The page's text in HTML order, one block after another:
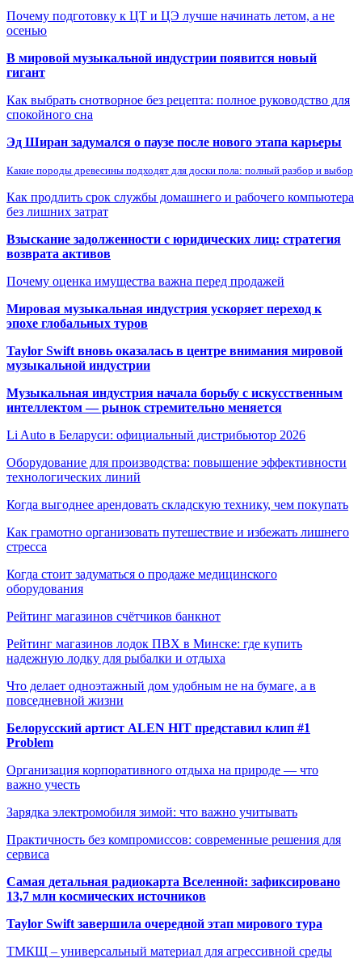
Почему подготовку к ЦТ и ЦЭ лучше начинать летом, а не
осенью
В мировой музыкальной индустрии появится новый
гигант
Как выбрать снотворное без рецепта: полное руководство для
спокойного сна
Эд Ширан задумался о паузе после нового этапа карьеры
Какие породы древесины подходят для доски пола: полный разбор и выбор
Как продлить срок службы домашнего и рабочего компьютера
без лишних затрат
Взыскание задолженности с юридических лиц: стратегия
возврата активов
Почему оценка имущества важна перед продажей
Мировая музыкальная индустрия ускоряет переход к
эпохе глобальных туров
Taylor Swift вновь оказалась в центре внимания мировой
музыкальной индустрии
Музыкальная индустрия начала борьбу с искусственным
интеллектом — рынок стремительно меняется
Li Auto в Беларуси: официальный дистрибьютор 2026
Оборудование для производства: повышение эффективности
технологических линий
Когда выгоднее арендовать складскую технику, чем покупать
Как грамотно организовать путешествие и избежать лишнего
стресса
Когда стоит задуматься о продаже медицинского
оборудования
Рейтинг магазинов счётчиков банкнот
Рейтинг магазинов лодок ПВХ в Минске: где купить
надежную лодку для рыбалки и отдыха
Что делает одноэтажный дом удобным не на бумаге, а в
повседневной жизни
Белорусский артист ALEN HIT представил клип #1
Problem
Организация корпоративного отдыха на природе — что
важно учесть
Зарядка электромобиля зимой: что важно учитывать
Практичность без компромиссов: современные решения для
сервиса
Самая детальная радиокарта Вселенной: зафиксировано
13,7 млн космических источников
Taylor Swift завершила очередной этап мирового тура
ТМКЩ – универсальный материал для агрессивной среды